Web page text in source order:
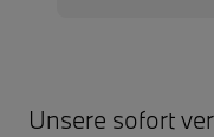
Unsere sofort